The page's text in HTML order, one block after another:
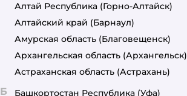
Алтай Республика (Горно-Алтайск)
Алтайский край (Барнаул)
Амурская область (Благовещенск)
Архангельская область (Архангельск)
Астраханская область (Астрахань)
Б Башкортостан Республика (Уфа)